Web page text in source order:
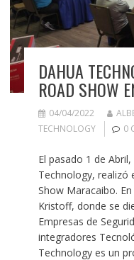
DAHUA
ROAD SHOW
04/04/2022
TECHNOLOGY
0
El pasado 1 de
Technology, realizó
Show Maracaibo.
Kristoff, donde se
Empresas de
integradores
Technology es un